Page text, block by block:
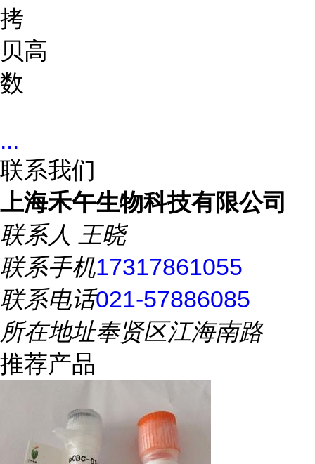
拷
贝
数
高
...
联系我们
上海禾午生物科技有限公司
联系人 王晓
联系手机17317861055
联系电话021-57886085
所在地址奉贤区江海南路
推荐产品